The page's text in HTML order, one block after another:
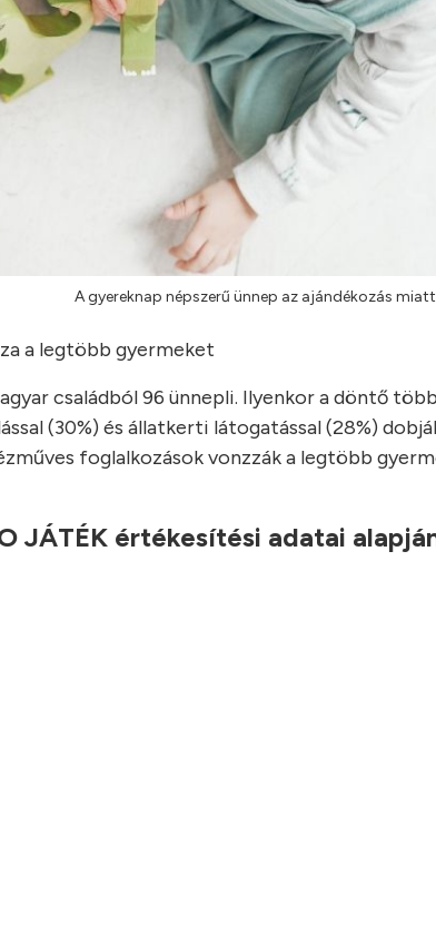
A gyereknap népszerű ünnep az ajándékozás
a legtöbb gyermeket
családból 96 ünnepli. Ilyenkor a döntő
(30%) és állatkerti látogatással (28%)
foglalkozások vonzzák a legtöbb
JÁTÉK értékesítési adatai